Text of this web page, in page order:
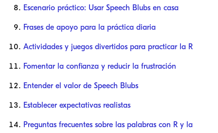
Escenario práctico: Usar Speech Blubs en casa
Frases de apoyo para la práctica diaria
Actividades y juegos divertidos para practicar la R
Fomentar la confianza y reducir la frustración
Entender el valor de Speech Blubs
Establecer expectativas realistas
Preguntas frecuentes sobre las palabras con R y la